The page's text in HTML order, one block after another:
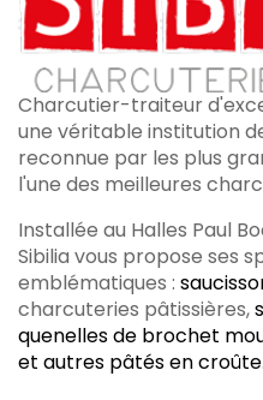
Charcutier-traiteur
une véritable institution
reconnue par les plus
l'une des meilleures
Installée au Halles Paul
Sibilia vous propose ses
emblématiques :
charcuteries pâtissières,
quenelles de brochet
et autres pâtés en croûte.